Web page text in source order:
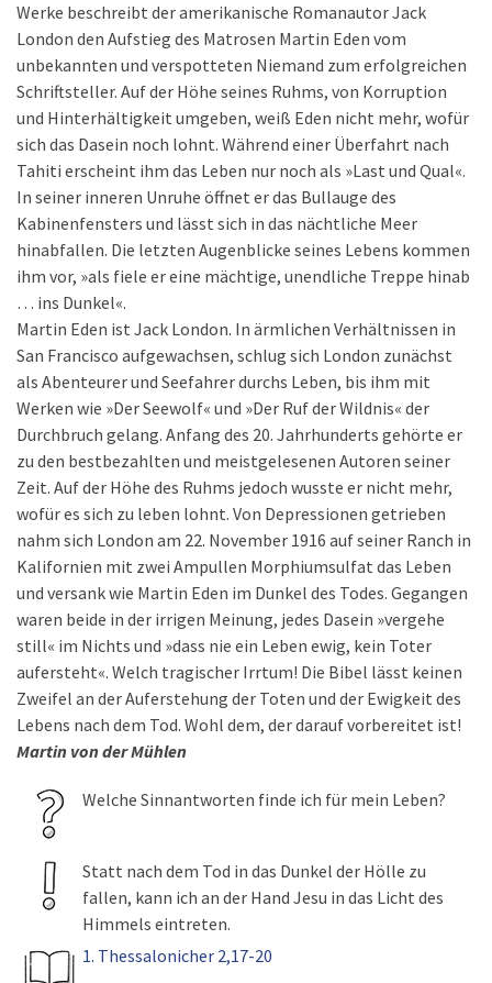
Werke beschreibt der amerikanische Romanautor Jack
London den Aufstieg des Matrosen Martin Eden vom
unbekannten und verspotteten Niemand zum erfolgreichen
Schriftsteller. Auf der Höhe seines Ruhms, von Korruption
und Hinterhältigkeit umgeben, weiß Eden nicht mehr, wofür
sich das Dasein noch lohnt. Während einer Überfahrt nach
Tahiti erscheint ihm das Leben nur noch als »Last und Qual«.
In seiner inneren Unruhe öffnet er das Bullauge des
Kabinenfensters und lässt sich in das nächtliche Meer
hinabfallen. Die letzten Augenblicke seines Lebens kommen
ihm vor, »als fiele er eine mächtige, unendliche Treppe hinab
… ins Dunkel«.
Martin Eden ist Jack London. In ärmlichen Verhältnissen in
San Francisco aufgewachsen, schlug sich London zunächst
als Abenteurer und Seefahrer durchs Leben, bis ihm mit
Werken wie »Der Seewolf« und »Der Ruf der Wildnis« der
Durchbruch gelang. Anfang des 20. Jahrhunderts gehörte er
zu den bestbezahlten und meistgelesenen Autoren seiner
Zeit. Auf der Höhe des Ruhms jedoch wusste er nicht mehr,
wofür es sich zu leben lohnt. Von Depressionen getrieben
nahm sich London am 22. November 1916 auf seiner Ranch in
Kalifornien mit zwei Ampullen Morphiumsulfat das Leben
und versank wie Martin Eden im Dunkel des Todes. Gegangen
waren beide in der irrigen Meinung, jedes Dasein »vergehe
still« im Nichts und »dass nie ein Leben ewig, kein Toter
aufersteht«. Welch tragischer Irrtum! Die Bibel lässt keinen
Zweifel an der Auferstehung der Toten und der Ewigkeit des
Lebens nach dem Tod. Wohl dem, der darauf vorbereitet ist!
Martin von der Mühlen
Welche Sinnantworten finde ich für mein Leben?
Statt nach dem Tod in das Dunkel der Hölle zu
fallen, kann ich an der Hand Jesu in das Licht des
Himmels eintreten.
1. Thessalonicher 2,17-20